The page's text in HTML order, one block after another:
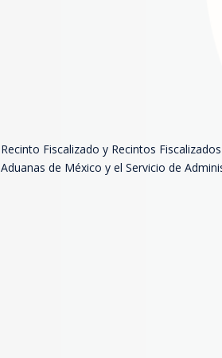
Recinto Fiscalizado y Recintos
Aduanas de México y el Servicio de